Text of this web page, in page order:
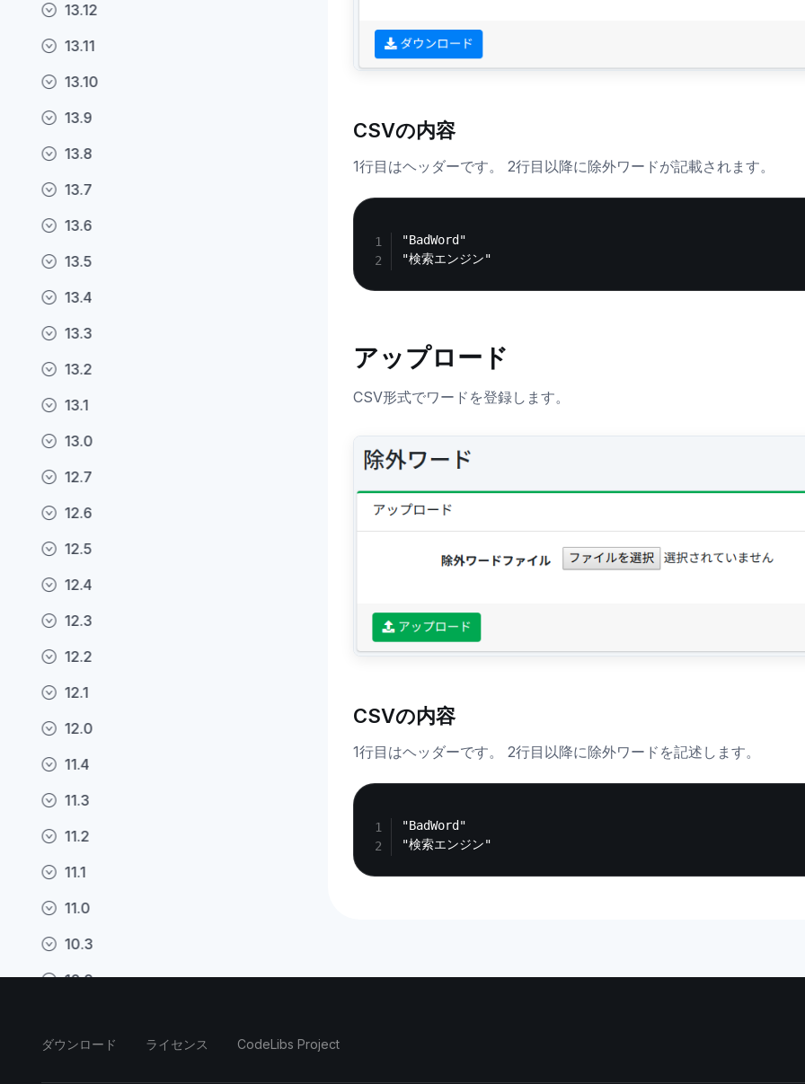
13.12
13.11
13.10
13.9
13.8
13.7
13.6
13.5
13.4
13.3
13.2
13.1
13.0
12.7
12.6
12.5
12.4
12.3
12.2
12.1
12.0
11.4
11.3
11.2
11.1
11.0
10.3
10.2
10.0
CSVの内容
1行目はヘッダーです。 2行目以降に除外ワードが記載されます。
"BadWord"
アップロード
CSV形式でワードを登録します。
CSVの内容
1行目はヘッダーです。 2行目以降に除外ワードを記述します。
"BadWord"
ダウンロード ライセンス CodeLibs Project